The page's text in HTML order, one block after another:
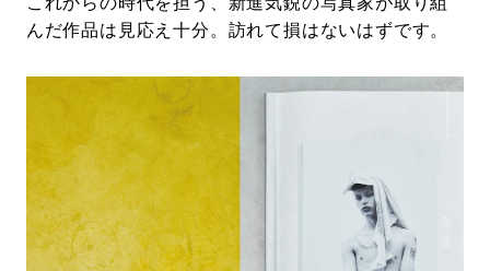
んだ作品は見応え十分。訪れて損はないはずです。